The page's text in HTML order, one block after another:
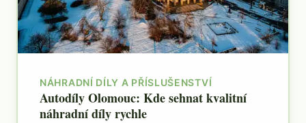
NÁHRADNÍ DÍLY A PŘÍSLUŠENSTVÍ
Autodíly Olomouc: Kde sehnat kvalitní
náhradní díly rychle